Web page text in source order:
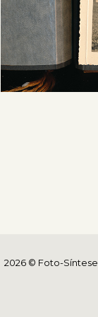
2026 © Foto-Síntese